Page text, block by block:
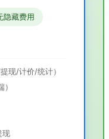
隐藏费用
现/计价/统计）
现